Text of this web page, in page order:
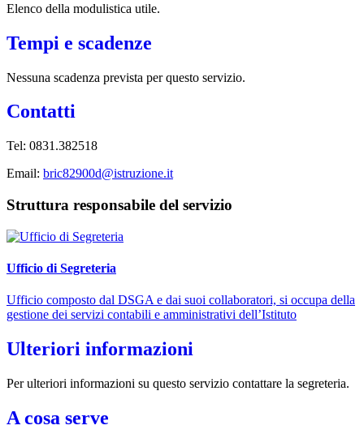
Elenco della modulistica utile.
Tempi e scadenze
Nessuna scadenza prevista per questo servizio.
Contatti
Tel: 0831.382518
Email: bric82900d@istruzione.it
Struttura responsabile del servizio
Ufficio di Segreteria
Ufficio composto dal DSGA e dai suoi collaboratori, si occupa della
gestione dei servizi contabili e amministrativi dell’Istituto
Ulteriori informazioni
Per ulteriori informazioni su questo servizio contattare la segreteria.
A cosa serve